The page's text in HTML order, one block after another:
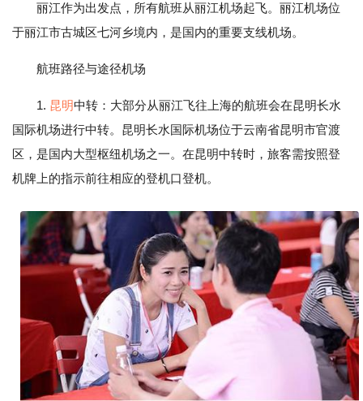
丽江作为出发点，所有航班从丽江机场起飞。丽江机场位
于丽江市古城区七河乡境内，是国内的重要支线机场。
航班路径与途径机场
1. 昆明中转：大部分从丽江飞往上海的航班会在昆明长水
国际机场进行中转。昆明长水国际机场位于云南省昆明市官渡
区，是国内大型枢纽机场之一。在昆明中转时，旅客需按照登
机牌上的指示前往相应的登机口登机。